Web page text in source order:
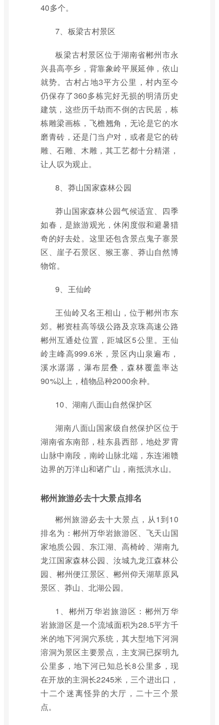
40多个。
7、板梁古村景区
板梁古村景区位于湖南省郴州市永
兴县高亭乡，背靠象岭平展延伸，依山
就势。古村占地3平方公里，村内至今
仍保存了360多栋完好无损的明清历史
建筑，这些历千劫而不倒的古民居，栋
栋雕梁画栋，飞檐翘角，无论是它的水
磨青砖，还是门当户对，或者是它的砖
雕、石雕、木雕，其工艺都十分精湛，
让人叹为观止。
8、莽山国家森林公园
莽山国家森林公园气候适宜、四季
如春，是旅游观光，休闲度假和避暑猎
奇的好去处。这里还包含景点鬼子寨景
区、崖子石景区、猴王寨、莽山自然博
物馆。
9、王仙岭
王仙岭又名王相山，位于郴州市东
郊。郴资桂高等级公路及京珠高速公路
郴州互通处位置，距城区5公里。王仙
岭主峰高999.6米，景区内山泉遍布，
溪水潺潺，瀑布层叠，森林覆盖率达
90%以上，植物品种2000余种。
10、湖南八面山自然保护区
湖南八面山国家级自然保护区位于
湖南省东南部，桂东县西部，地处罗霄
山脉中南段，南岭山脉北端，东连湘赣
边界的万洋山和诸广山，南抵洪水山。
郴州旅游必去十大景点排名
郴州旅游必去十大景点，从1到10
排名为：郴州万华岩旅游区、飞天山国
家地质公园、东江湖、高椅岭、湖南九
龙江国家森林公园、汝城九龙江森林公
园、郴州便江景区、郴州仰天湖草原风
景区、莽山、北湖公园。
1、郴州万华岩旅游区：郴州万华
岩旅游区是一个流域面积为28.5平方千
米的地下河洞穴系统，其大型地下河洞
溶洞为景区主要景点，主支洞已探明九
公里多，地下河已知总长8公里多，现
在开放的主洞长2245米，三个进出口，
十二个迷离怪异的大厅，二十三个景
点。